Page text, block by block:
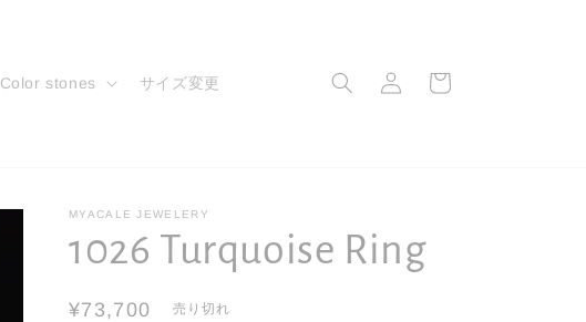
Color stones サイズ変更
グ
イ
ー
MYACALE JEWELERY
1026 Turquoise Ring
通
¥73,700 売り切れ